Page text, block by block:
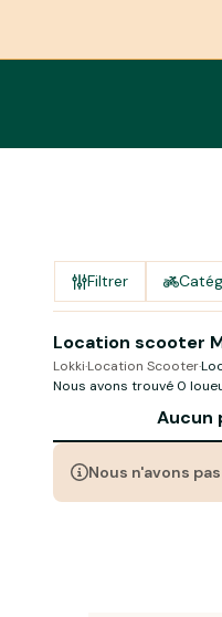
Filtrer
Location scooter
Lokki·Location Scooter·
Nous avons trouvé 0
Aucun
Nous n'avons